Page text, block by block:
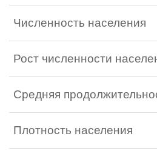
Численность населения
Рост численности
Средняя
Плотность населения